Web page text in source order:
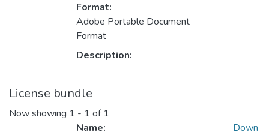
Format:
Adobe Portable Document
Format
Description:
License bundle
Now showing 1 - 1 of 1
Name:
Down